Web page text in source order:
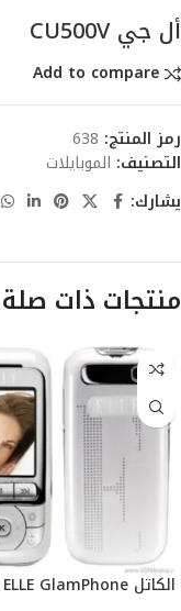
أل جي CU500V
Add to compare
رمز المنتج: 638
التصنيف: الموبايلات
يشارك:
منتجات ذات صلة
الكاتل ELLE GlamPhone